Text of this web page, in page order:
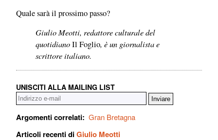
Quale sarà il prossimo passo?
Giulio Meotti, redattore culturale del
quotidianoIl Foglio, è un giornalista e
scrittore italiano.
UNISCITI ALLA MAILING LIST
Argomenti correlati: Gran Bretagna
Articoli recenti diGiulio Meotti